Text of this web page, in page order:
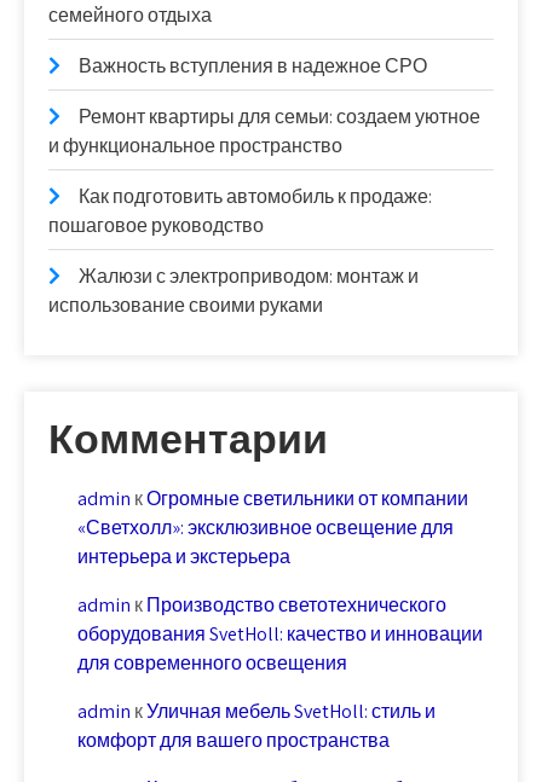
семейного отдыха
Важность вступления в надежное СРО
Ремонт квартиры для семьи: создаем уютное
и функциональное пространство
Как подготовить автомобиль к продаже:
пошаговое руководство
Жалюзи с электроприводом: монтаж и
использование своими руками
Комментарии
admin кОгромные светильники от компании
«Светхолл»: эксклюзивное освещение для
интерьера и экстерьера
admin кПроизводство светотехнического
оборудования SvetHoll: качество и инновации
для современного освещения
admin кУличная мебель SvetHoll: стиль и
комфорт для вашего пространства